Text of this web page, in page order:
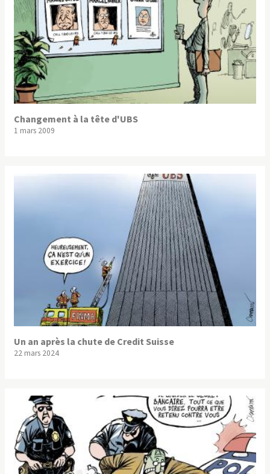
Changement à la tête d'UBS
1 mars 2009
Un an après la chute de Credit Suisse
22 mars 2024